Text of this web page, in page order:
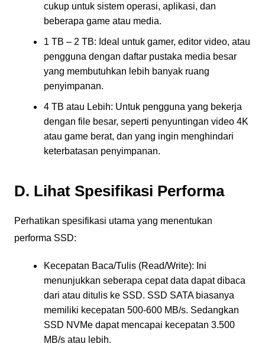
cukup untuk sistem operasi, aplikasi, dan
beberapa game atau media.
1 TB – 2 TB: Ideal untuk gamer, editor video, atau
pengguna dengan daftar pustaka media besar
yang membutuhkan lebih banyak ruang
penyimpanan.
4 TB atau Lebih: Untuk pengguna yang bekerja
dengan file besar, seperti penyuntingan video 4K
atau game berat, dan yang ingin menghindari
keterbatasan penyimpanan.
D. Lihat Spesifikasi Performa
Perhatikan spesifikasi utama yang menentukan
performa SSD:
Kecepatan Baca/Tulis (Read/Write): Ini
menunjukkan seberapa cepat data dapat dibaca
dari atau ditulis ke SSD. SSD SATA biasanya
memiliki kecepatan 500-600 MB/s. Sedangkan
SSD NVMe dapat mencapai kecepatan 3.500
MB/s atau lebih.